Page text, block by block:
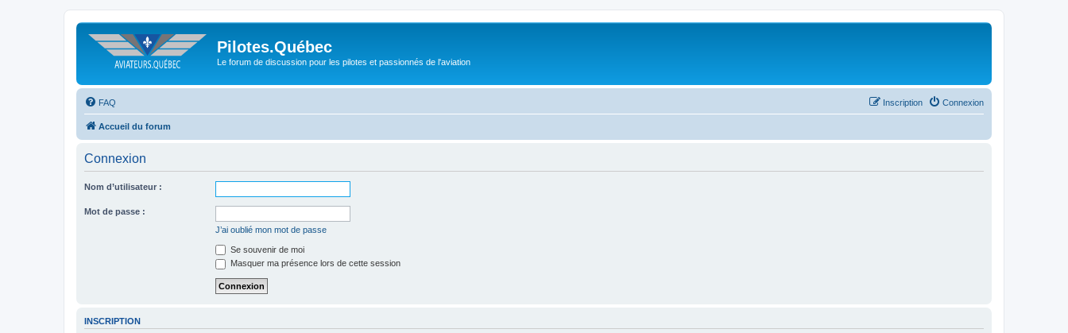
Pilotes.Québec
Le forum de discussion pour les pilotes et passionnés de l'aviation
FAQ Connexion
Inscription
Accueil du forum
Connexion
Nom d’utilisateur :
Mot de passe :
J’ai oublié mon mot de passe
Se souvenir de moi
Masquer ma présence lors de cette session
INSCRIPTION